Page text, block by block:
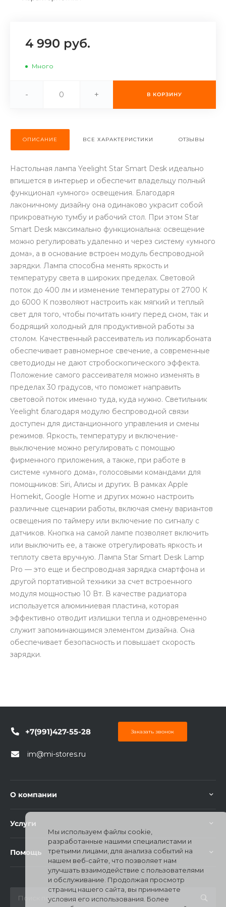
раз в 2 недели
4 990 руб.
Много
- + В КОРЗИНУ
ОПИСАНИЕ ВСЕ ХАРАКТЕРИСТИКИ ОТЗЫВЫ
Настольная лампа Yeelight Star Smart Desk идеально
впишется в интерьер и обеспечит владельцу полный
функционал «умного» освещения. Благодаря
лаконичному дизайну она одинаково украсит собой
прикроватную тумбу и рабочий стол. При этом Star
Smart Desk максимально функциональна: освещение
можно регулировать удаленно и через систему «умного
дома», а в основание встроен модуль беспроводной
зарядки. Лампа способна менять яркость и
температуру света в широких пределах. Световой
поток до 400 лм и изменение температуры от 2700 К
до 6000 К позволяют настроить как мягкий и теплый
свет для того, чтобы почитать книгу перед сном, так и
бодрящий холодный для продуктивной работы за
столом. Качественный рассеиватель из поликарбоната
обеспечивает равномерное свечение, а современные
светодиоды не дают стробоскопического эффекта.
Положение самого рассеивателя можно изменять в
пределах 30 градусов, что поможет направить
световой поток именно туда, куда нужно. Светильник
Yeelight благодаря модулю беспроводной связи
доступен для дистанционного управления и смены
режимов. Яркость, температуру и включение-
выключение можно регулировать с помощью
фирменного приложения, а также, при работе в
системе «умного дома», голосовыми командами для
помощников: Siri, Алисы и других. В рамках Apple
Homekit, Google Home и других можно настроить
различные сценарии работы, включая смену вариантов
освещения по таймеру или включение по сигналу с
датчиков. Кнопка на самой лампе позволяет включить
или выключить ее, а также отрегулировать яркость и
теплоту света вручную. Лампа Star Smart Desk Lamp
Pro — это еще и беспроводная зарядка смартфона и
другой портативной техники за счет встроенного
модуля мощностью 10 Вт. В качестве радиатора
используется алюминиевая пластина, которая
эффективно отводит излишки тепла и одновременно
служит запоминающимся элементом дизайна. Она
обеспечивает безопасность и повышает скорость
зарядки.
+7(991)427-55-28 Заказать звонок
im@mi-stores.ru
О компании
Услуги
Помощь
Мы используем файлы cookie,
разработанные нашими специалистами и
третьими лицами, для анализа событий на
нашем веб-сайте, что позволяет нам
улучшать взаимодействие с пользователями
и обслуживание. Продолжая просмотр
страниц нашего сайта, вы принимаете
условия его использования. Более